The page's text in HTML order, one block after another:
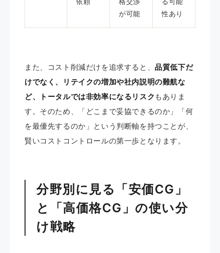
が可能
性あり
また、コスト削減だけを追求すると、品質低下だ
けでなく、リテイクの増加や社内説明の難航な
ど、トータルでは非効率になるリスク もありま
す。そのため、「どこまで妥協できるのか」「何
を最優先するのか」という判断軸を持つことが、
賢いコストコントロールの第一歩となります。
分野別に見る「安価CG」
と「高価格CG」の使い分
け戦略